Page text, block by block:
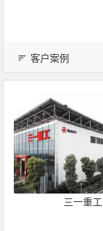
客户案例
三一重工